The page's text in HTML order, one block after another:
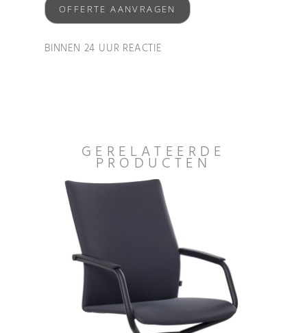
OFFERTE AANVRAGEN
BINNEN 24 UUR REACTIE
GERELATEERDE
PRODUCTEN